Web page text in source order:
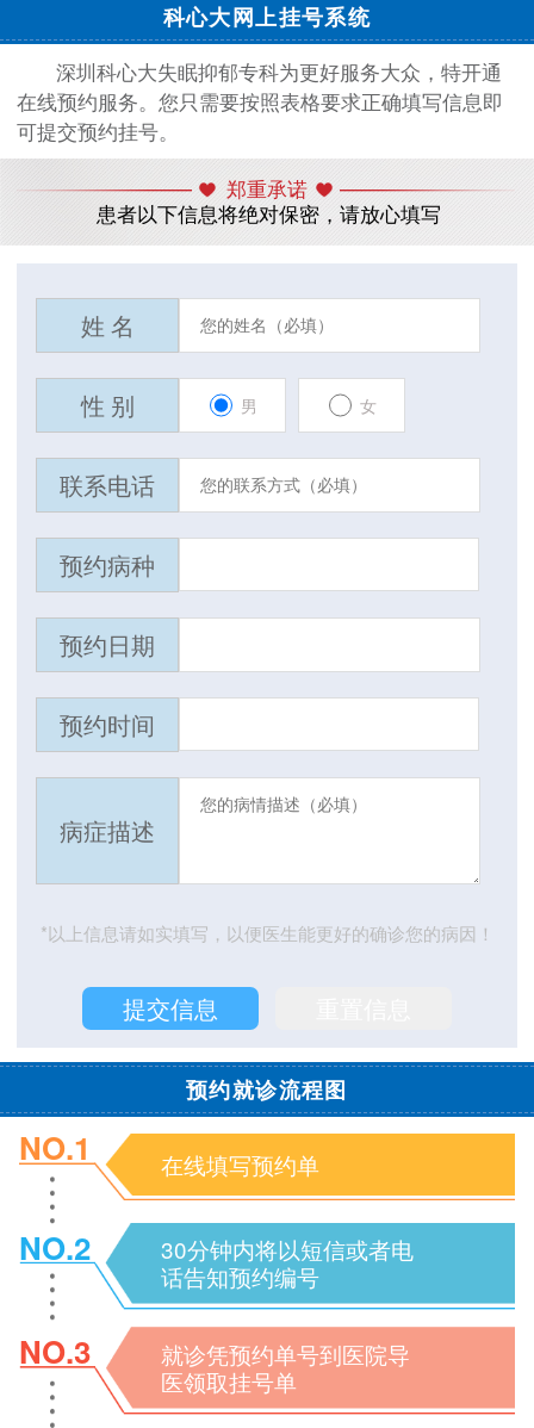
科心大网上挂号系统
深圳科心大失眠抑郁专科为更好服务大众，特开通
在线预约服务。您只需要按照表格要求正确填写信息即
可提交预约挂号。
郑重承诺
患者以下信息将绝对保密，请放心填写
姓 名
性 别 男 女
联系电话
预约病种
预约日期
预约时间
病症描述
*以上信息请如实填写，以便医生能更好的确诊您的病因！
预约就诊流程图
NO.1 在线填写预约单
NO.2
30分钟内将以短信或者电
话告知预约编号
NO.3
就诊凭预约单号到医院导
医领取挂号单